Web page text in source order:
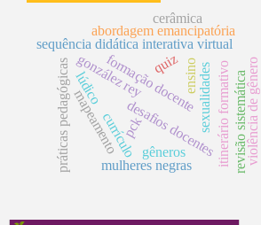
gonzález rey
desafios docentes
sequência didática interativa virtual
currículo
práticas pedagógicas itinerário formativo
abordagem emancipatória
formação docente revisão sistemática
lúdico
quiz violência de gênero
gêneros
cerâmica
mulheres negras
sexualidades
mapeamentopck
ensino